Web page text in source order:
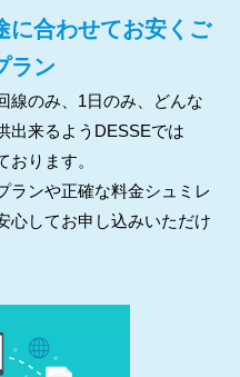
に合わせてお安くご
ラン
線のみ、1日のみ、どんな
出来るようDESSEでは
おります。
ランや正確な料金シュミレ
心してお申し込みいただけ